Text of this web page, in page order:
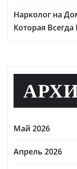
Нарколог на
Которая
Май 2026
Апрель 2026